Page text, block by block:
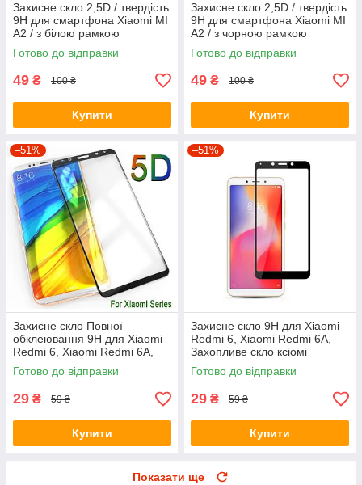
Захисне скло 2,5D / твердість
9H для смартфона Xiaomi MI
A2 / з білою рамкою
Готово до відправки
49 ₴ 100 ₴
Купити
Захисне скло 2,5D / твердість
9H для смартфона Xiaomi MI
A2 / з чорною рамкою
Готово до відправки
49 ₴ 100 ₴
Купити
–51%
Захисне скло Повної
обклеювання 9H для Xiaomi
Redmi 6, Xiaomi Redmi 6A,
Захисне скло ксиоми
Готово до відправки
29 ₴ 59 ₴
Купити
–51%
Захисне скло 9H для Xiaomi
Redmi 6, Xiaomi Redmi 6A,
Захопливе скло ксіомі
Готово до відправки
29 ₴ 59 ₴
Купити
Показати ще